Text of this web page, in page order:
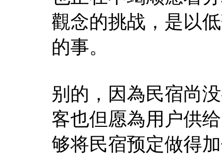
觀念的挑战，是以
的事。
别的，因為民宿尚
客也但愿為用户供
够将民宿预定做得